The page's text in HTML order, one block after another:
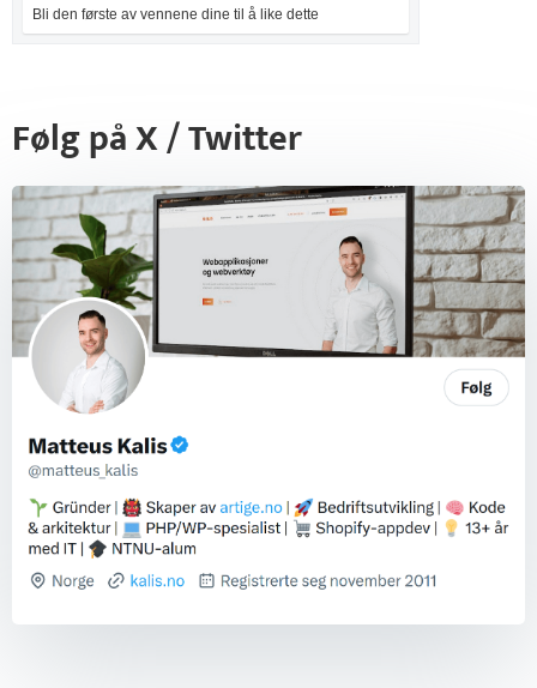
Bli den første av vennene dine til å like dette
Følg på X / Twitter